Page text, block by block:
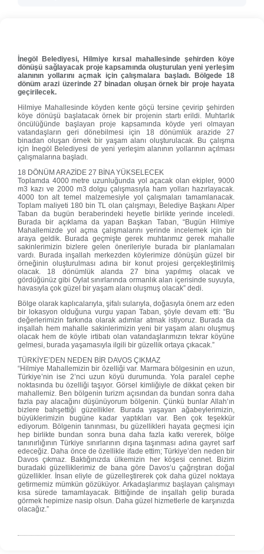
İnegöl Belediyesi, Hilmiye kırsal mahallesinde şehirden köye
dönüşü sağlayacak proje kapsamında oluşturulan yeni yerleşim
alanının yollarını açmak için çalışmalara başladı. Bölgede 18
dönüm arazi üzerinde 27 binadan oluşan örnek bir proje hayata
geçirilecek.
Hilmiye Mahallesinde köyden kente göçü tersine çevirip şehirden
köye dönüşü başlatacak örnek bir projenin startı erildi. Muhtarlık
öncülüğünde başlayan proje kapsamında köyde yeri olmayan
vatandaşların geri dönebilmesi için 18 dönümlük arazide 27
binadan oluşan örnek bir yaşam alanı oluşturulacak. Bu çalışma
için İnegöl Belediyesi de yeni yerleşim alanının yollarının açılması
çalışmalarına başladı.
18 DÖNÜM ARAZİDE 27 BİNA YÜKSELECEK
Toplamda 4000 metre uzunluğunda yol açacak olan ekipler, 9000
m3 kazı ve 2000 m3 dolgu çalışmasıyla ham yolları hazırlayacak.
4000 ton alt temel malzemesiyle yol çalışmaları tamamlanacak.
Toplam maliyeti 180 bin TL olan çalışmayı, Belediye Başkanı Alper
Taban da bugün beraberindeki heyetle birlikte yerinde inceledi.
Burada bir açıklama da yapan Başkan Taban, “Bugün Hilmiye
Mahallemizde yol açma çalışmalarını yerinde incelemek için bir
araya geldik. Burada geçmişte gerek muhtarımız gerek mahalle
sakinlerimizin bizlere gelen önerileriyle burada bir planlamaları
vardı. Burada inşallah merkezden köylerimize dönüşün güzel bir
örneğinin oluşturulması adına bir konut projesi gerçekleştirilmiş
olacak. 18 dönümlük alanda 27 bina yapılmış olacak ve
gördüğünüz gibi Oylat sınırlarında ormanlık alan içerisinde suyuyla,
havasıyla çok güzel bir yaşam alanı oluşmuş olacak” dedi.
Bölge olarak kaplıcalarıyla, şifalı sularıyla, doğasıyla önem arz eden
bir lokasyon olduğuna vurgu yapan Taban, şöyle devam etti: “Bu
değerlerimizin farkında olarak adımlar atmak istiyoruz. Burada da
inşallah hem mahalle sakinlerimizin yeni bir yaşam alanı oluşmuş
olacak hem de köyle irtibatı olan vatandaşlarımızın tekrar köyüne
gelmesi, burada yaşamasıyla ilgili bir güzellik ortaya çıkacak.”
TÜRKİYE’DEN NEDEN BİR DAVOS ÇIKMAZ
“Hilmiye Mahallemizin bir özelliği var. Marmara bölgesinin en uzun,
Türkiye’nin ise 2’nci uzun köyü durumunda. Yola paralel cephe
noktasında bu özelliği taşıyor. Görsel kimliğiyle de dikkat çeken bir
mahallemiz. Ben bölgenin turizm açısından da bundan sonra daha
fazla pay alacağını düşünüyorum bölgenin. Çünkü bunlar Allah’ın
bizlere bahşettiği güzellikler. Burada yaşayan ağabeylerimizin,
büyüklerimizin bugüne kadar yaptıkları var. Ben çok teşekkür
ediyorum. Bölgenin tanınması, bu güzellikleri hayata geçmesi için
hep birlikte bundan sonra buna daha fazla katkı vererek, bölge
tanınırlığının Türkiye sınırlarının dışına taşınması adına gayret sarf
edeceğiz. Daha önce de özellikle ifade ettim; Türkiye’den neden bir
Davos çıkmaz. Baktığınızda ülkemizin her köşesi cennet. Bizim
buradaki güzelliklerimiz de bana göre Davos’u çağrıştıran doğal
güzellikler. İnsan eliyle de güzelleştirerek çok daha güzel noktaya
getirmemiz mümkün gözüküyor. Arkadaşlarımız başlayan çalışmayı
kısa sürede tamamlayacak. Bittiğinde de inşallah gelip burada
görmek hepimize nasip olsun. Daha güzel hizmetlerle de karşınızda
olacağız.”